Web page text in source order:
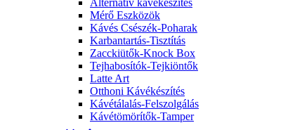
Alternatív kávékészítés
Mérő Eszközök
Kávés Csészék-Poharak
Karbantartás-Tisztítás
Zacckiütők-Knock Box
Tejhabosítók-Tejkiöntők
Latte Art
Otthoni Kávékészítés
Kávétálalás-Felszolgálás
Kávétömörítők-Tamper